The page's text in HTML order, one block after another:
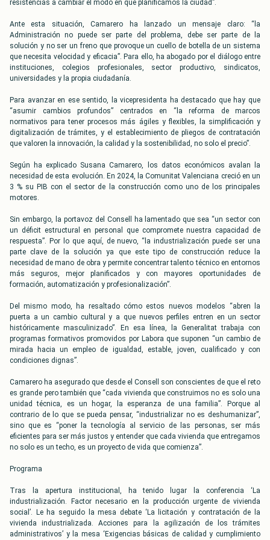
resistencias a cambiar el modo en que planificamos la ciudad”.
Ante esta situación, Camarero ha lanzado un mensaje claro: “la
Administración no puede ser parte del problema, debe ser parte de la
solución y no ser un freno que provoque un cuello de botella de un sistema
que necesita velocidad y eficacia”. Para ello, ha abogado por el diálogo entre
instituciones, colegios profesionales, sector productivo, sindicatos,
universidades y la propia ciudadanía.
Para avanzar en ese sentido, la vicepresidenta ha destacado que hay que
“asumir cambios profundos” centrados en “la reforma de marcos
normativos para tener procesos más ágiles y flexibles, la simplificación y
digitalización de trámites, y el establecimiento de pliegos de contratación
que valoren la innovación, la calidad y la sostenibilidad, no solo el precio”.
Según ha explicado Susana Camarero, los datos económicos avalan la
necesidad de esta evolución. En 2024, la Comunitat Valenciana creció en un
3 % su PIB con el sector de la construcción como uno de los principales
motores.
Sin embargo, la portavoz del Consell ha lamentado que sea “un sector con
un déficit estructural en personal que compromete nuestra capacidad de
respuesta”. Por lo que aquí, de nuevo, “la industrialización puede ser una
parte clave de la solución ya que este tipo de construcción reduce la
necesidad de mano de obra y permite concentrar talento técnico en entornos
más seguros, mejor planificados y con mayores oportunidades de
formación, automatización y profesionalización”.
Del mismo modo, ha resaltado cómo estos nuevos modelos “abren la
puerta a un cambio cultural y a que nuevos perfiles entren en un sector
históricamente masculinizado”. En esa línea, la Generalitat trabaja con
programas formativos promovidos por Labora que suponen “un cambio de
mirada hacia un empleo de igualdad, estable, joven, cualificado y con
condiciones dignas”.
Camarero ha asegurado que desde el Consell son conscientes de que el reto
es grande pero también que “cada vivienda que construimos no es solo una
unidad técnica, es un hogar, la esperanza de una familia”. Porque al
contrario de lo que se pueda pensar, “industrializar no es deshumanizar”,
sino que es “poner la tecnología al servicio de las personas, ser más
eficientes para ser más justos y entender que cada vivienda que entregamos
no solo es un techo, es un proyecto de vida que comienza”.
Programa
Tras la apertura institucional, ha tenido lugar la conferencia ‘La
industrialización. Factor necesario en la producción urgente de vivienda
social’. Le ha seguido la mesa debate ‘La licitación y contratación de la
vivienda industrializada. Acciones para la agilización de los trámites
administrativos’ y la mesa ‘Exigencias básicas de calidad y cumplimiento